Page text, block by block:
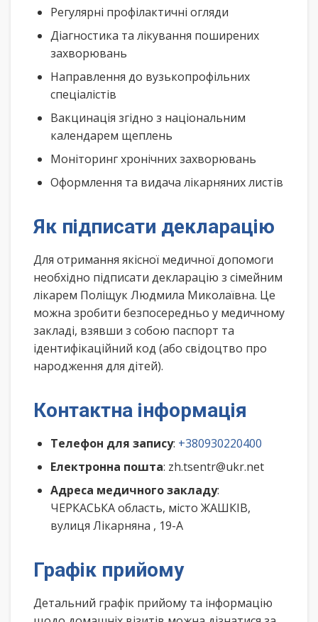
Регулярні профілактичні огляди
Діагностика та лікування поширених
захворювань
Направлення до вузькопрофільних
спеціалістів
Вакцинація згідно з національним
календарем щеплень
Моніторинг хронічних захворювань
Оформлення та видача лікарняних листів
Як підписати декларацію
Для отримання якісної медичної допомоги
необхідно підписати декларацію з сімейним
лікарем Поліщук Людмила Миколаївна. Це
можна зробити безпосередньо у медичному
закладі, взявши з собою паспорт та
ідентифікаційний код (або свідоцтво про
народження для дітей).
Контактна інформація
Телефон для запису: +380930220400
Електронна пошта: zh.tsentr@ukr.net
Адреса медичного закладу:
ЧЕРКАСЬКА область, місто ЖАШКІВ,
вулиця Лікарняна , 19-А
Графік прийому
Детальний графік прийому та інформацію